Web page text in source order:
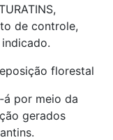
de controle,
florestal
por meio da
gerados